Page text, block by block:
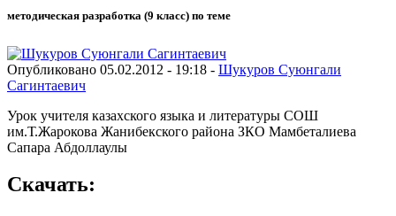
методическая разработка (9 класс) по теме
Опубликовано 05.02.2012 - 19:18 - Шукуров Суюнгали
Сагинтаевич
Урок учителя казахского языка и литературы СОШ
им.Т.Жарокова Жанибекского района ЗКО Мамбеталиева
Сапара Абдоллаулы
Скачать: